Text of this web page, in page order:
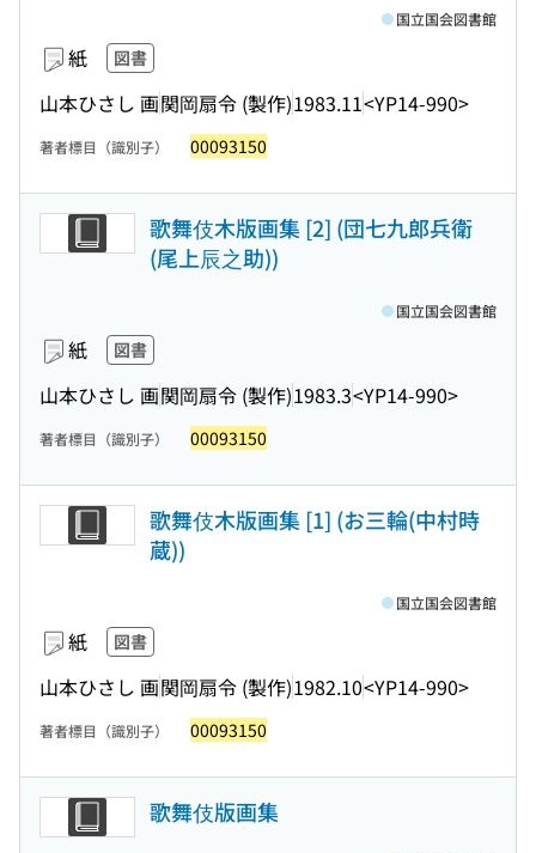
紙 図書
山本ひさし 画関岡扇令 (製作)1983.11<YP14-990>
国立国会図書館
著者標目（識別子） 00093150
歌舞伎木版画集 [2] (団七九郎兵衛
(尾上辰之助))
紙 図書
山本ひさし 画関岡扇令 (製作)1983.3<YP14-990>
国立国会図書館
著者標目（識別子） 00093150
歌舞伎木版画集 [1] (お三輪(中村時
蔵))
紙 図書
山本ひさし 画関岡扇令 (製作)1982.10<YP14-990>
国立国会図書館
著者標目（識別子） 00093150
歌舞伎版画集